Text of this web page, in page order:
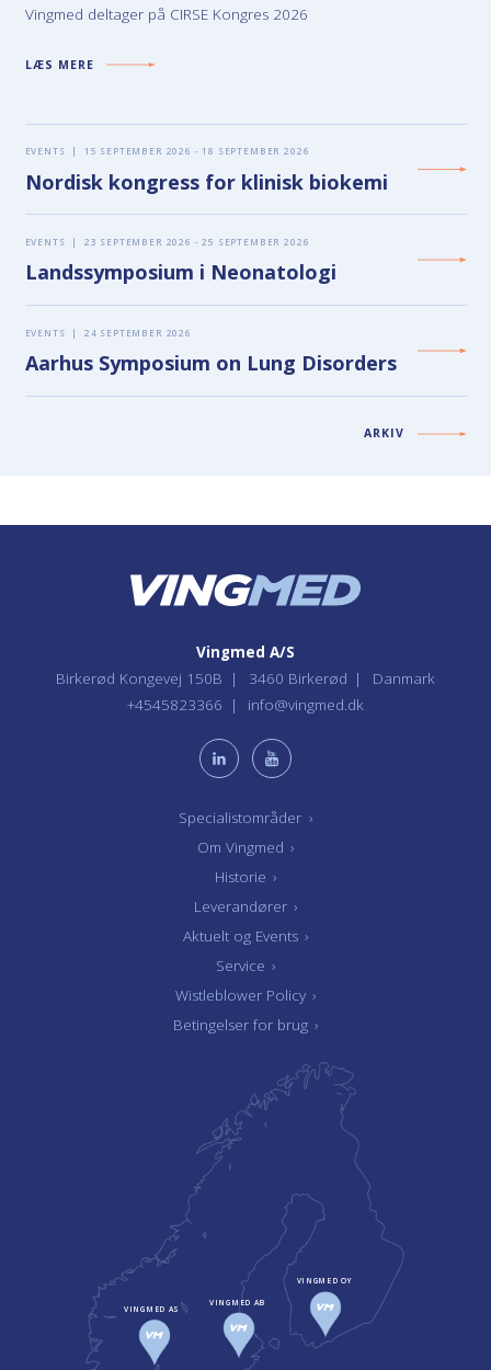
Vingmed deltager på CIRSE Kongres 2026
LÆS MERE
EVENTS 15 SEPTEMBER 2026 - 18 SEPTEMBER 2026
Nordisk kongress for klinisk biokemi
EVENTS | 23 SEPTEMBER 2026 - 25 SEPTEMBER 2026
Landssymposium i Neonatologi
EVENTS | 24 SEPTEMBER 2026
Aarhus Symposium on Lung Disorders
ARKIV
Specialistområder ›
Om Vingmed ›
Historie ›
Leverandører ›
Aktuelt og Events ›
Service ›
Wistleblower Policy ›
Betingelser for brug ›
Vingmed A/S
Birkerød Kongevej 150B
3460 Birkerød
Danmark
+4545823366
info@vingmed.dk
VINGMED AS
VINGMED AB
VINGMED OY